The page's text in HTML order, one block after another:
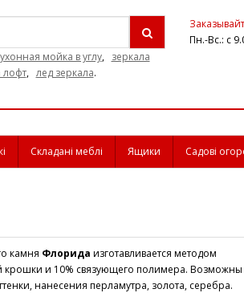
мойка в углу, зеркала
лофт, лед зеркала.
Пн.-Вс.: с
Складані меблі Ящики Садові
камня Флорида изготавливается методом
и 10% связующего полимера. Возможны
нанесения перламутра, золота, серебра.